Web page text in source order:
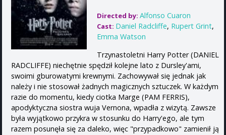
Directed by: Alfonso Cuaron
Cast: Daniel Radcliffe, Rupert Grint,
Emma Watson
Trzynastoletni Harry Potter (DANIEL
RADCLIFFE) niechętnie spędził kolejne lato z Dursley'ami,
swoimi gburowatymi krewnymi. Zachowywał się jednak jak
należy i nie stosował żadnych magicznych sztuczek. W każdym
razie do momentu, kiedy ciotka Marge (PAM FERRIS),
apodyktyczna siostra wuja Vernona, wpadła z wizytą. Zawsze
była wyjątkowo przykra w stosunku do Harry'ego, ale tym
razem posunęła się za daleko, więc "przypadkowo" zamienił ją